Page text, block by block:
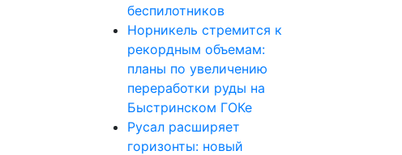
беспилотников
Норникель стремится к
рекордным объемам:
планы по увеличению
переработки руды на
Быстринском ГОКе
Русал расширяет
горизонты: новый